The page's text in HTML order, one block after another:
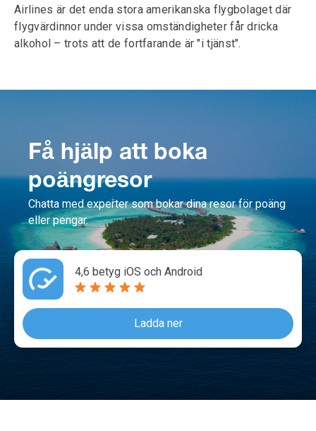
Airlines är det enda stora amerikanska flygbolaget där
flygvärdinnor under vissa omständigheter får dricka
alkohol – trots att de fortfarande är "i tjänst".
Få hjälp att boka
poängresor
Chatta med experter som bokar dina resor för poäng
eller pengar.
4,6 betyg iOS och Android
Ladda ner